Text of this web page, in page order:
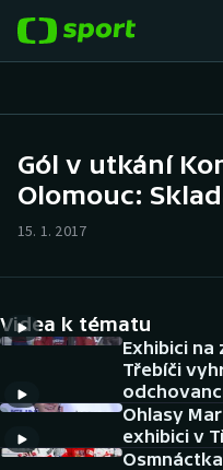
Hokej
Cyklistika
DALŠÍ SPORTY
Americký fotbal
NEPŘEHLÉDNĚTE
Gól v utkání
Olomouc:
15. 1. 2017
Videa k tématu
Exhibici
Třebíči
Ohlasy
exhibici v